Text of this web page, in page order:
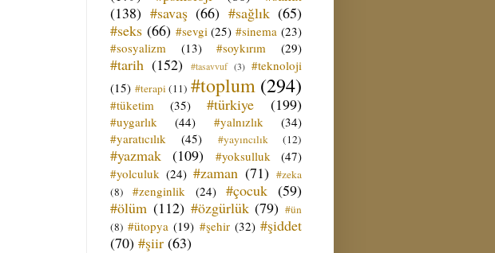
(138) #savaş (66) #sağlık (65)
#seks (66) #sevgi (25) #sinema (23)
#sosyalizm
(13) #soykırım (29)
#tarih (152) #tasavvuf (3) #teknoloji
(15) #terapi (11) #toplum (294)
#tüketim (35) #türkiye (199)
#uygarlık (44) #yalnızlık
(34)
#yaratıcılık
(45) #yayıncılık (12)
#yazmak (109) #yoksulluk
(47)
#yolculuk (24) #zaman (71) #zeka
(8)
#zenginlik (24) #çocuk (59)
#ölüm (112) #özgürlük (79) #ün
(8) #ütopya (19) #şehir (32) #şiddet
(70) #şiir (63)